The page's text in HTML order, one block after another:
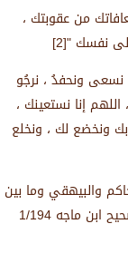
من عقوبتك ،
نفسك "[2]
نسعى ونحفدُ ، نرجُو
إنا نستعينك ،
ونخضع لك ، ونخلع
والبيهقي وما بين
المعكوفين للبيهقي وانظر صحيح الترمذي 1/144وصحيح ابن ماجه 1/194